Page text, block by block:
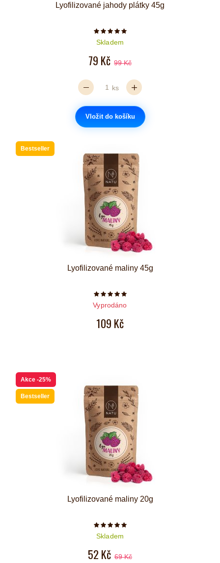
Lyofilizované jahody plátky 45g
Počet hvězdiček je 5 z 5
Skladem
79 Kč 99 Kč
ks
Vložit do košíku
Bestseller
Lyofilizované maliny 45g
Počet hvězdiček je 5 z 5
Vyprodáno
109 Kč
Akce -25%
Bestseller
Lyofilizované maliny 20g
Počet hvězdiček je 5 z 5
Skladem
52 Kč 69 Kč